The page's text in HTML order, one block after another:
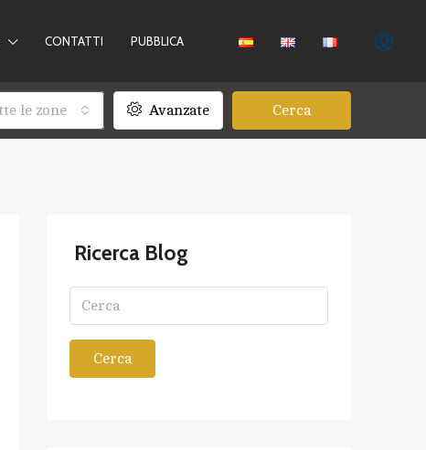
CONTATTI PUBBLICA
le zone Avanzate Cerca
Ricerca Blog
Cerca